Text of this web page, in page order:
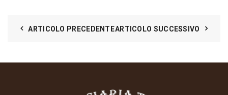
ARTICOLO PRECEDENTEARTICOLO SUCCESSIVO